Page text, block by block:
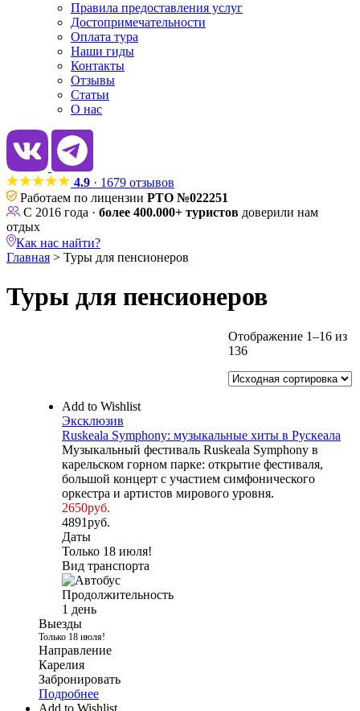
Правила предоставления услуг
Достопримечательности
Оплата тура
Наши гиды
Контакты
Отзывы
Статьи
О нас
4.9 · 1679 отзывов
Работаем по лицензии РТО №022251
С 2016 года · более 400.000+ туристов доверили нам
отдых
Как нас найти?
Главная > Туры для пенсионеров
Туры для пенсионеров
Отображение 1–16 из
136
Add to Wishlist
Эксклюзив
Ruskeala Symphony: музыкальные хиты в Рускеала
Музыкальный фестиваль Ruskeala Symphony в
карельском горном парке: открытие фестиваля,
большой концерт с участием симфонического
оркестра и артистов мирового уровня.
2650руб.
4891руб.
Даты
Только 18 июля!
Вид транспорта
Продолжительность
1 день
Выезды
Только 18 июля!
Направление
Карелия
Забронировать
Подробнее
Add to Wishlist